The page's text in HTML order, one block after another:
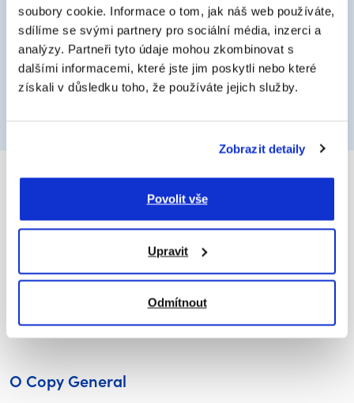
soubory cookie. Informace o tom, jak náš web používáte,
sdílíme se svými partnery pro sociální média, inzerci a
analýzy. Partneři tyto údaje mohou zkombinovat s
dalšími informacemi, které jste jim poskytli nebo které
získali v důsledku toho, že používáte jejich služby.
Zobrazit detaily
Povolit vše
Upravit
Odmítnout
Domluvte si s námi on-line
schůzku
Konzultace on-line
Služby a produkty
Skenování a digitalizace
Klientská komunikace
O Copy General